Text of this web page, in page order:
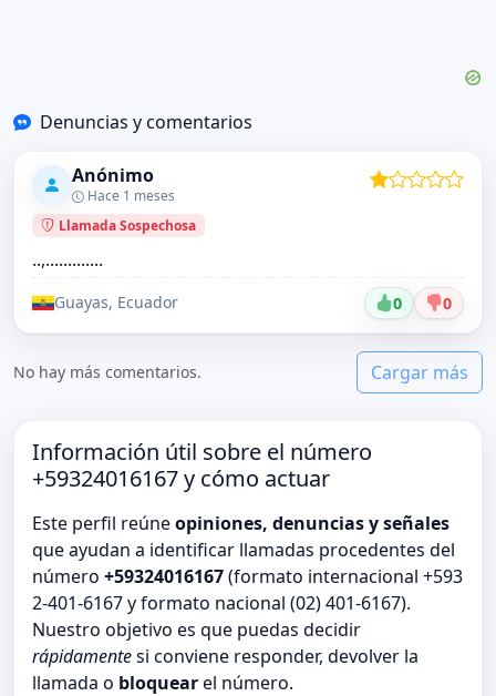
Denuncias y comentarios
Anónimo
Hace 1 meses
Llamada Sospechosa
..,.............
Guayas, Ecuador 0 0
No hay más comentarios. Cargar más
Información útil sobre el número
+59324016167 y cómo actuar
Este perfil reúneopiniones, denuncias y señales
que ayudan a identificar llamadas procedentes del
número +59324016167(formato internacional +593
2-401-6167 y formato nacional (02) 401-6167).
Nuestro objetivo es que puedas decidir
rápidamentesi conviene responder, devolver la
llamada o bloquearel número.